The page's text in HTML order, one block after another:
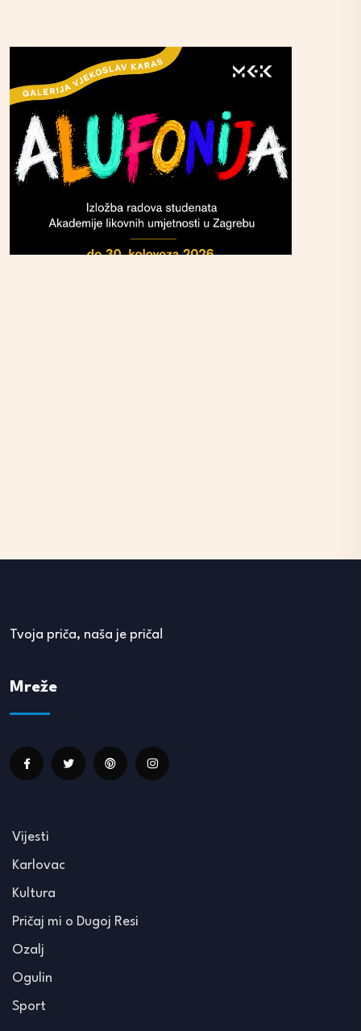
Tvoja priča, naša je priča!
Mreže
Vijesti
Karlovac
Kultura
Pričaj mi o Dugoj Resi
Ozalj
Ogulin
Sport